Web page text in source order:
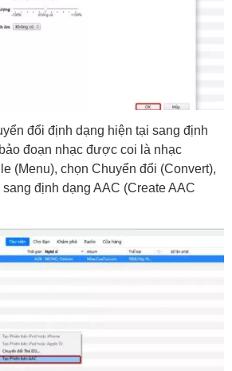
đổi định dạng hiện tại sang định
đoạn nhạc được coi là nhạc
(Menu), chọn Chuyển đổi (Convert),
định dạng AAC (Create AAC